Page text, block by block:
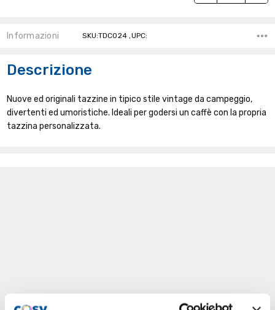
Informazioni SKU:TDC024 ,UPC:
Descrizione
Nuove ed originali tazzine in tipico stile vintage da campeggio,
divertenti ed umoristiche. Ideali per godersi un caffè con la propria
tazzina personalizzata.